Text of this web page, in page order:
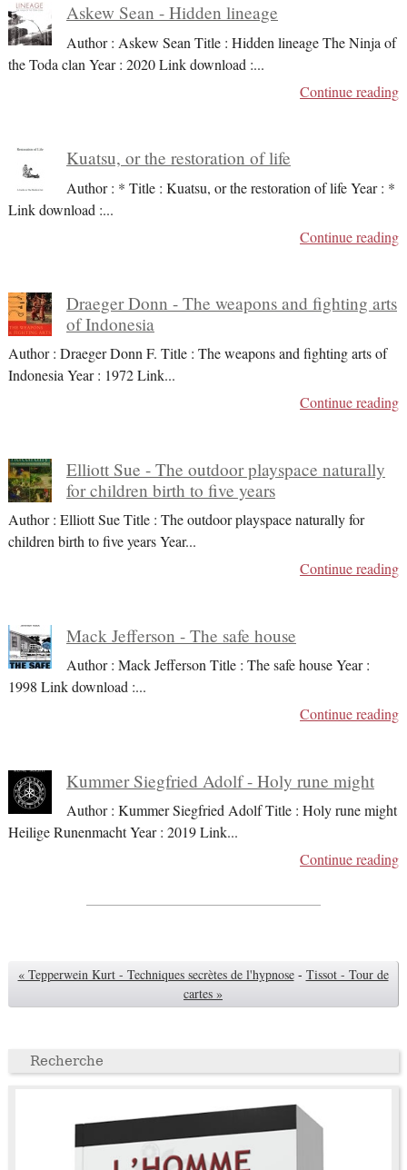
Askew Sean - Hidden lineage
Author : Askew Sean Title : Hidden lineage The Ninja of
the Toda clan Year : 2020 Link download :...
Continue reading
Kuatsu, or the restoration of life
Author : * Title : Kuatsu, or the restoration of life Year : *
Link download :...
Continue reading
Draeger Donn - The weapons and fighting arts
of Indonesia
Author : Draeger Donn F. Title : The weapons and fighting arts of
Indonesia Year : 1972 Link...
Continue reading
Elliott Sue - The outdoor playspace naturally
for children birth to five years
Author : Elliott Sue Title : The outdoor playspace naturally for
children birth to five years Year...
Continue reading
Mack Jefferson - The safe house
Author : Mack Jefferson Title : The safe house Year :
1998 Link download :...
Continue reading
Kummer Siegfried Adolf - Holy rune might
Author : Kummer Siegfried Adolf Title : Holy rune might
Heilige Runenmacht Year : 2019 Link...
Continue reading
« Tepperwein Kurt - Techniques secrètes de l'hypnose - Tissot - Tour de
cartes »
Recherche